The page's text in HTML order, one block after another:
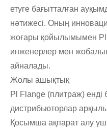
етуге бағытталған
нәтижесі. Оның
жоғары қойылымымен Pl
инженерлер мен
айналады.
Жолы ашықтық
Pl Flange (плитраж) енді
дистрибьюторлар
Қосымша ақпарат алу